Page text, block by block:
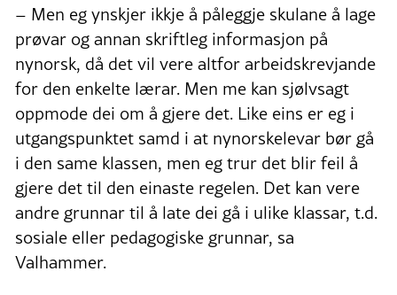
– Men eg ynskjer ikkje å påleggje skulane å lage
prøvar og annan skriftleg informasjon på
nynorsk, då det vil vere altfor arbeidskrevjande
for den enkelte lærar. Men me kan sjølvsagt
oppmode dei om å gjere det. Like eins er eg i
utgangspunktet samd i at nynorskelevar bør gå
i den same klassen, men eg trur det blir feil å
gjere det til den einaste regelen. Det kan vere
andre grunnar til å late dei gå i ulike klassar, t.d.
sosiale eller pedagogiske grunnar, sa
Valhammer.